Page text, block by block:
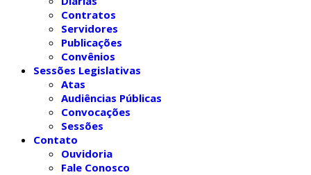
Contratos
Servidores
Publicações
Convênios
Sessões Legislativas
Atas
Audiências Públicas
Convocações
Sessões
Contato
Ouvidoria
Fale Conosco